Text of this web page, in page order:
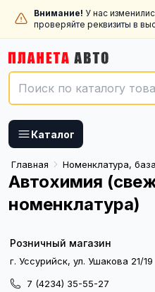
Внимание! У нас
проверяйте реквизиты в
Каталог
Главная Номенклатура, база
Автохимия
номенклатура)
Розничный магазин
г. Уссурийск, ул. Ушакова 21/19
7 (4234) 35-55-27